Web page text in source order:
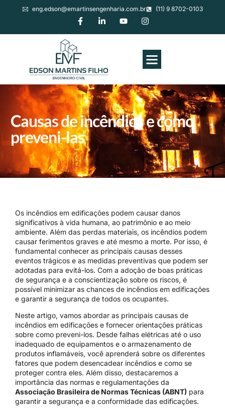
eng.edson@emartinsengenharia.com.br (11) 9 8702-0103
Causas de incêndios e como
preveni-las
Os incêndios em edificações podem causar danos
significativos à vida humana, ao patrimônio e ao meio
ambiente. Além das perdas materiais, os incêndios podem
causar ferimentos graves e até mesmo a morte. Por isso, é
fundamental conhecer as principais causas desses
eventos trágicos e as medidas preventivas que podem ser
adotadas para evitá-los. Com a adoção de boas práticas
de segurança e a conscientização sobre os riscos, é
possível minimizar as chances de incêndios em edificações
e garantir a segurança de todos os ocupantes.
Neste artigo, vamos abordar as principais causas de
incêndios em edificações e fornecer orientações práticas
sobre como preveni-los. Desde falhas elétricas até o uso
inadequado de equipamentos e o armazenamento de
produtos inflamáveis, você aprenderá sobre os diferentes
fatores que podem desencadear incêndios e como se
proteger contra eles. Além disso, destacaremos a
importância das normas e regulamentações da
Associação Brasileira de Normas Técnicas (ABNT) para
garantir a segurança e a conformidade das edificações.